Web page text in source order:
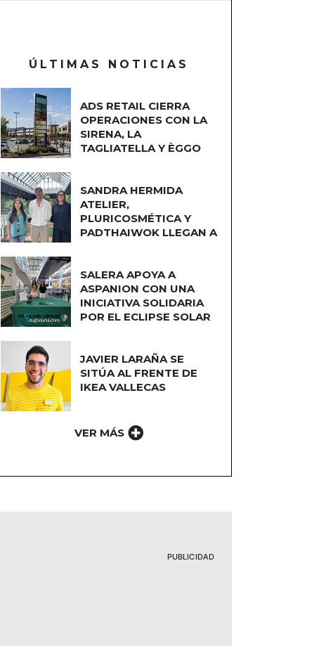
ÚLTIMAS NOTICIAS
ADS RETAIL CIERRA
OPERACIONES CON LA
SIRENA, LA
TAGLIATELLA Y ÈGGO
SANDRA HERMIDA
ATELIER,
PLURICOSMÉTICA Y
PADTHAIWOK LLEGAN A
SALERA APOYA A
ASPANION CON UNA
INICIATIVA SOLIDARIA
POR EL ECLIPSE SOLAR
JAVIER LARAÑA SE
SITÚA AL FRENTE DE
IKEA VALLECAS
VER MÁS
PUBLICIDAD